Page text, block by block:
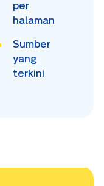
per
halaman
Sumber
yang
terkini